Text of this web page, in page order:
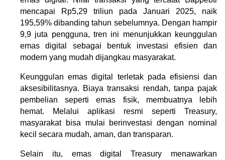
mencapai Rp5,29 triliun pada Januari 2025, naik
195,59% dibanding tahun sebelumnya. Dengan hampir
9,9 juta pengguna, tren ini menunjukkan keunggulan
emas digital sebagai bentuk investasi efisien dan
modern yang mudah dijangkau masyarakat.
Keunggulan emas digital terletak pada efisiensi dan
aksesibilitasnya. Biaya transaksi rendah, tanpa pajak
pembelian seperti emas fisik, membuatnya lebih
hemat. Melalui aplikasi resmi seperti Treasury,
masyarakat bisa mulai berinvestasi dengan nominal
kecil secara mudah, aman, dan transparan.
Selain itu, emas digital Treasury menawarkan